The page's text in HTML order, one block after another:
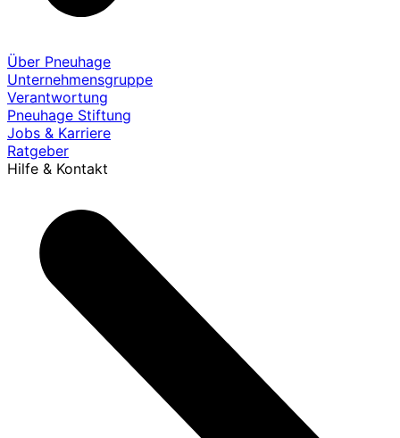
Über Pneuhage
Unternehmensgruppe
Verantwortung
Pneuhage Stiftung
Jobs & Karriere
Ratgeber
Hilfe & Kontakt